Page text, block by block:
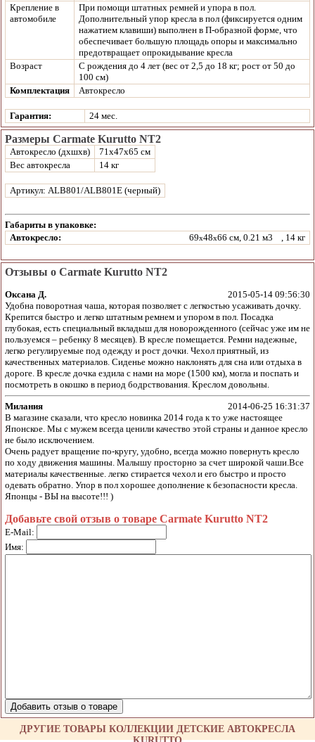
Крепление в
автомобиле
При помощи штатных ремней и упора в пол.
Дополнительный упор кресла в пол (фиксируется одним
нажатием клавиши) выполнен в П-образной форме, что
обеспечивает большую площадь опоры и максимально
предотвращает опрокидывание кресла
Возраст
С рождения до 4 лет (вес от 2,5 до 18 кг; рост от 50 до
100 см)
Комплектация
Автокресло
Гарантия: 24 мес.
Размеры Carmate Kurutto NT2
Автокресло (дхшхв)
71х47х65 см
Вес автокресла
14 кг
Артикул: ALB801/ALB801E (черный)
Габариты в упаковке:
Автокресло:
69x48x66 см, 0.21 м3 , 14 кг
Отзывы о Carmate Kurutto NT2
Оксана Д.
2015-05-14 09:56:30
Удобна поворотная чаша, которая позволяет с легкостью усаживать дочку.
Крепится быстро и легко штатным ремнем и упором в пол. Посадка
глубокая, есть специальный вкладыш для новорожденного (сейчас уже им не
пользуемся – ребенку 8 месяцев). В кресле помещается. Ремни надежные,
легко регулируемые под одежду и рост дочки. Чехол приятный, из
качественных материалов. Сиденье можно наклонять для сна или отдыха в
дороге. В кресле дочка ездила с нами на море (1500 км), могла и поспать и
посмотреть в окошко в период бодрствования. Креслом довольны.
Милания
2014-06-25 16:31:37
В магазине сказали, что кресло новинка 2014 года к то уже настоящее
Японское. Мы с мужем всегда ценили качество этой страны и данное кресло
не было исключением.
Очень радует вращение по-кругу, удобно, всегда можно повернуть кресло
по ходу движения машины. Малышу просторно за счет широкой чаши.Все
материалы качественные. легко стирается чехол и его быстро и просто
одевать обратно. Упор в пол хорошее дополнение к безопасности кресла.
Японцы - ВЫ на высоте!!! )
Добавьте свой отзыв о товаре Carmate Kurutto NT2
E-Mail:
Имя:
ДРУГИЕ ТОВАРЫ КОЛЛЕКЦИИ ДЕТСКИЕ АВТОКРЕСЛА